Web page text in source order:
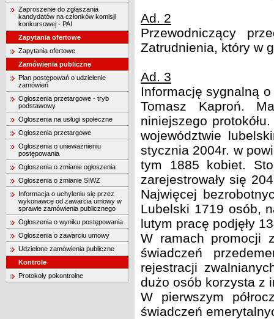
Zaproszenie do zgłaszania
kandydatów na członków komisji
konkursowej - PAI
Zapytania ofertowe
Zapytania ofertowe
Zamówienia publiczne
Plan postępowań o udzielenie
zamówień
Ogłoszenia przetargowe - tryb
podstawowy
Ogłoszenia na usługi społeczne
Ogłoszenia przetargowe
Ogłoszenia o unieważnieniu
postępowania
Ogłoszenia o zmianie ogłoszenia
Ogłoszenia o zmianie SIWZ
Informacja o uchyleniu się przez
wykonawcę od zawarcia umowy w
sprawie zamówienia publicznego
Ogłoszenia o wyniku postępowania
Ogłoszenia o zawarciu umowy
Udzielone zamówienia publiczne
Kontrole
Protokoły pokontrolne
Ad. 2
Przewodniczący
Zatrudnienia, który w
Ad. 3
Informację sygnalną
Tomasz Kaproń.
niniejszego
województwie
stycznia 2004r. w
tym 1885 kobiet.
zarejestrowały się
Najwięcej
Lubelski 1719 osób,
lutym pracę podjęły
W ramach promocji
świadczeń
rejestracji
dużo osób korzysta z
W pierwszym
świadczeń